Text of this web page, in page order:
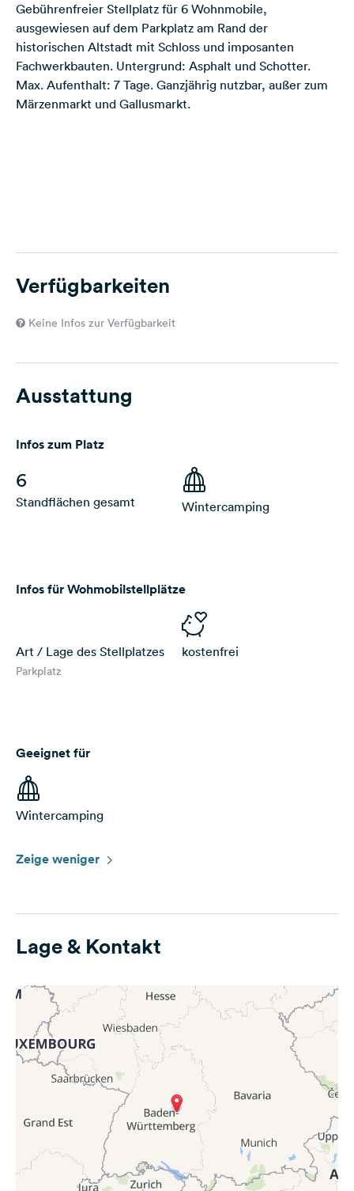
Instagram
Gebührenfreier Stellplatz für 6 Wohnmobile,
ausgewiesen auf dem Parkplatz am Rand der
historischen Altstadt mit Schloss und imposanten
Fachwerkbauten. Untergrund: Asphalt und Schotter.
Max. Aufenthalt: 7 Tage. Ganzjährig nutzbar, außer zum
Märzenmarkt und Gallusmarkt.
Verfügbarkeiten
Keine Infos zur Verfügbarkeit
Ausstattung
Infos zum Platz
6
Standflächen gesamt Wintercamping
Infos für Wohmobilstellplätze
Art / Lage des Stellplatzes
Parkplatz
kostenfrei
Geeignet für
Wintercamping
Zeige weniger
Lage & Kontakt